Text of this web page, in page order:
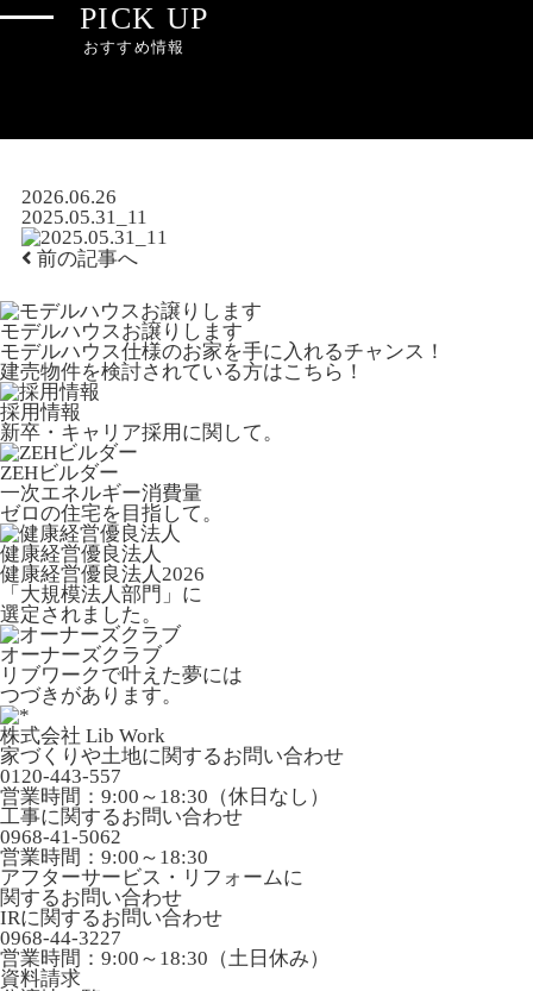
PICK UP
おすすめ情報
2026.06.26
2025.05.31_11
前の記事へ
モデルハウスお譲りします
モデルハウス仕様のお家を手に入れるチャンス！
建売物件を検討されている方はこちら！
採用情報
新卒・キャリア採用に関して。
ZEHビルダー
一次エネルギー消費量
ゼロの住宅を目指して。
健康経営優良法人
健康経営優良法人2026
「大規模法人部門」に
選定されました。
オーナーズクラブ
リブワークで叶えた夢には
つづきがあります。
株式会社 Lib Work
家づくりや土地に関するお問い合わせ
0120-443-557
営業時間：9:00～18:30（休日なし）
工事に関するお問い合わせ
0968-41-5062
営業時間：9:00～18:30
アフターサービス・リフォームに
関するお問い合わせ
IRに関するお問い合わせ
0968-44-3227
営業時間：9:00～18:30（土日休み）
資料請求